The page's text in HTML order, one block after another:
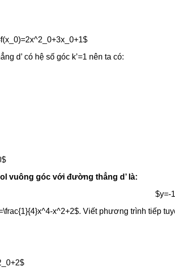
d’ có hệ số góc k’=1 nên ta có:
vuông góc với đường thẳng d’ là:
$y=-
x^2+2$. Viết phương trình tiếp